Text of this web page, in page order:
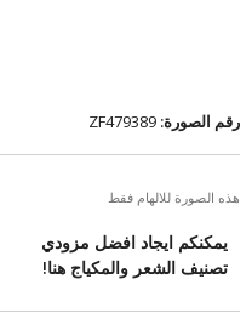
رقم الصورة:
هذه الصورة للالهام فقط
يمكنكم ايجاد افضل مزودي
تصنيف الشعر والمكياج هنا!